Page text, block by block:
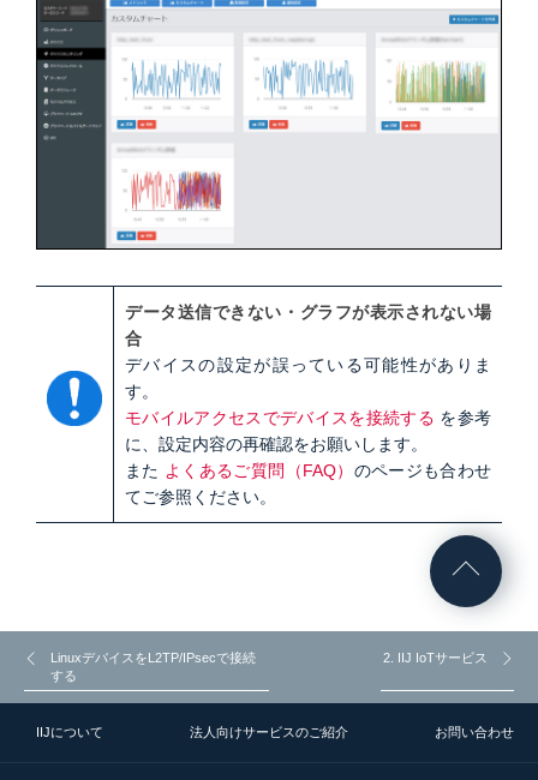
データ送信できない・グラフが表示されない場
合
デバイスの設定が誤っている可能性がありま
す。
モバイルアクセスでデバイスを接続する を参考
に、設定内容の再確認をお願いします。
また よくあるご質問（FAQ） のページも合わせ
てご参照ください。
LinuxデバイスをL2TP/IPsecで接続
する
2. IIJ IoTサービス
IIJについて 法人向けサービスのご紹介 お問い合わせ